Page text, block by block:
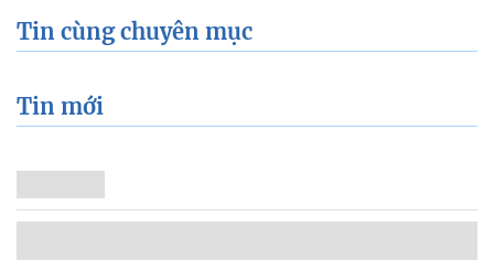
Tin cùng chuyên mục
Tin mới